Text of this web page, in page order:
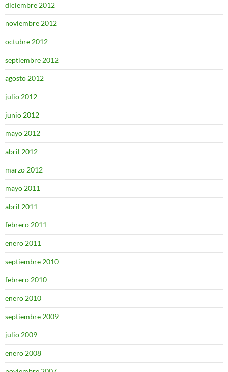
diciembre 2012
noviembre 2012
octubre 2012
septiembre 2012
agosto 2012
julio 2012
junio 2012
mayo 2012
abril 2012
marzo 2012
mayo 2011
abril 2011
febrero 2011
enero 2011
septiembre 2010
febrero 2010
enero 2010
septiembre 2009
julio 2009
enero 2008